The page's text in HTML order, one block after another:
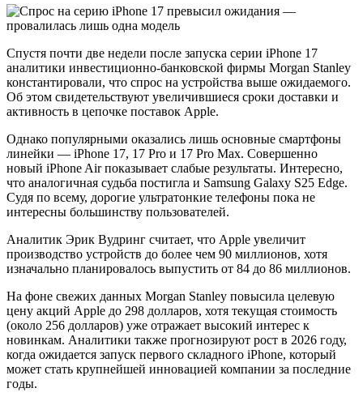
Спустя почти две недели после запуска серии iPhone 17
аналитики инвестиционно-банковской фирмы Morgan Stanley
константировали, что спрос на устройства выше ожидаемого.
Об этом свидетельствуют увеличившиеся сроки доставки и
активность в цепочке поставок Apple.
Однако популярными оказались лишь основные смартфоны
линейки — iPhone 17, 17 Pro и 17 Pro Max. Совершенно
новый iPhone Air показывает слабые результаты. Интересно,
что аналогичная судьба постигла и Samsung Galaxy S25 Edge.
Судя по всему, дорогие ультратонкие телефоны пока не
интересны большинству пользователей.
Аналитик Эрик Вудринг считает, что Apple увеличит
производство устройств до более чем 90 миллионов, хотя
изначально планировалось выпустить от 84 до 86 миллионов.
На фоне свежих данных Morgan Stanley повысила целевую
цену акций Apple до 298 долларов, хотя текущая стоимость
(около 256 долларов) уже отражает высокий интерес к
новинкам. Аналитики также прогнозируют рост в 2026 году,
когда ожидается запуск первого складного iPhone, который
может стать крупнейшей инновацией компании за последние
годы.